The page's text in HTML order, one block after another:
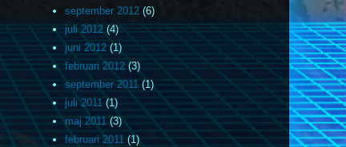
september 2012(6)
juli 2012(4)
juni 2012(1)
februari 2012(3)
september 2011(1)
juli 2011(1)
maj 2011(3)
februari 2011(1)